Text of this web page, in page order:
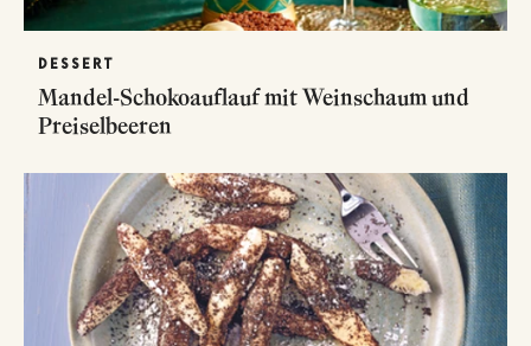
DESSERT
Mandel-Schokoauflauf mit Weinschaum und
Preiselbeeren